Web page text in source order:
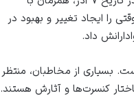
را ایجاد تغییر و بهبود در
داد.
بسیاری از مخاطبان، منتظر
کنسرت‌ها و آثارش هستند.